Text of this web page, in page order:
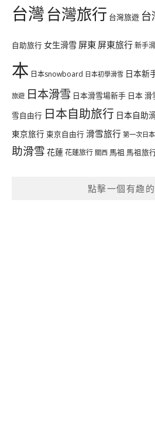
台灣台灣旅行 台灣旅遊 台
自助旅行 女生滑雪 屏東 屏東旅行新手
本 日本snowboard 日本初學滑雪 日本新
旅遊 日本滑雪 日本滑雪場新手 日本 滑
雪自由行 日本自助旅行 日本自助
東京旅行 東京自由行 滑雪旅行 第一次日
助滑雪 花蓮花蓮旅行 關西 馬祖 馬祖旅
點擊一個有趣